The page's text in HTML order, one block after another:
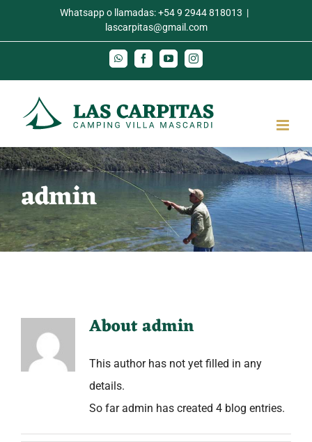
Whatsapp o llamadas:+54 9 2944 818013 |
lascarpitas@gmail.com
WhatsAppFacebookYouTubeInstagram
admin
Aboutadmin
This author has not yet filled in any
details.
So far admin has created 4 blog entries.